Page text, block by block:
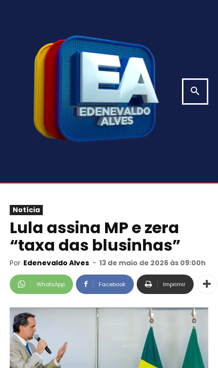
Notícia
Lula assina MP e zera
“taxa das blusinhas”
Por Edenevaldo Alves - 13 de maio de 2026 às 09:00h
WhatsApp Facebook Imprimir